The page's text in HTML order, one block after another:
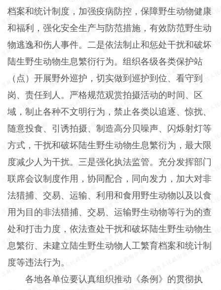
档案和统计制度，加强疫病防控，保障野生动物健康
和福利，强化安全生产与防范措施，有效防范野生动
物逃逸和伤人事件。二是依法制止和惩处干扰和破坏
陆生野生动物生息繁衍行为。组织各级各类保护站
（点）开展野外巡护，切实做到巡护到位、看守到
岗、责任到人。严格规范观赏拍摄活动的时间、区
域，制止各种不文明行为，禁止各类以追逐、惊扰、
随意投食、引诱拍摄、制造高分贝噪声、闪烁射灯等
方式，干扰和破坏陆生野生动物生息繁衍为，最大限
度减少人为干扰。三是强化执法监管。充分发挥部门
联席会议制度作用，协同配合，同向发力，加大对非
法猎捕、交易、运输、利用和食用野生动物以及以食
用为目的非法猎捕、交易、运输野生动物等行为的查
处和打击力度，依法查处干扰和破坏陆生野生动物生
息繁衍、未建立陆生野生动物人工繁育档案和统计制
度等违法行为。
各地各单位要认真组织推动《条例》的贯彻执